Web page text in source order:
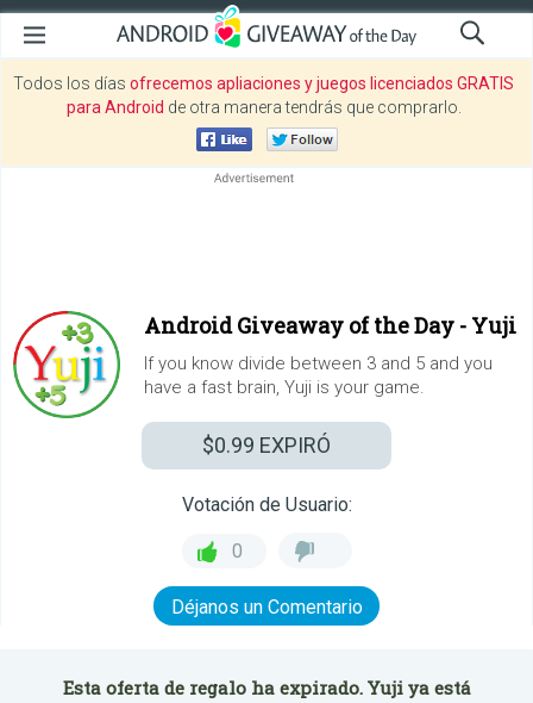
Todos los días ofrecemos apliaciones y juegos licenciados GRATIS
para Android de otra manera tendrás que comprarlo.
Android Giveaway of the Day - Yuji
If you know divide between 3 and 5 and you
have a fast brain, Yuji is your game.
$0.99 EXPIRÓ
Votación de Usuario:
0
Déjanos un Comentario
Esta oferta de regalo ha expirado. Yuji ya está